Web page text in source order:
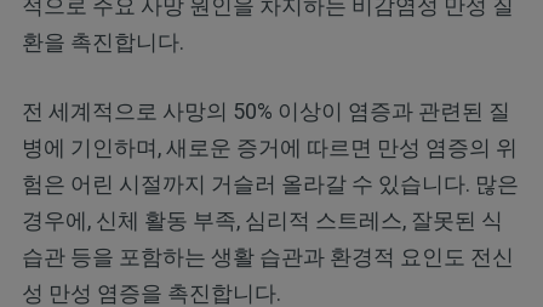
환을 촉진합니다.
전 세계적으로 사망의 50% 이상이 염증과 관련된 질
병에 기인하며, 새로운 증거에 따르면 만성 염증의 위
험은 어린 시절까지 거슬러 올라갈 수 있습니다. 많은
경우에, 신체 활동 부족, 심리적 스트레스, 잘못된 식
습관 등을 포함하는 생활 습관과 환경적 요인도 전신
성 만성 염증을 촉진합니다.